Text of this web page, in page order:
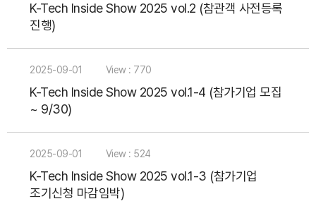
K-Tech Inside Show 2025 vol.2 (참관객 사전등록
진행)
2025-09-01 View : 770
K-Tech Inside Show 2025 vol.1-4 (참가기업 모집
~ 9/30)
2025-09-01 View : 524
K-Tech Inside Show 2025 vol.1-3 (참가기업
조기신청 마감임박)